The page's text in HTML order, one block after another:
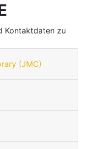
Kontaktdaten zu
(JMC)